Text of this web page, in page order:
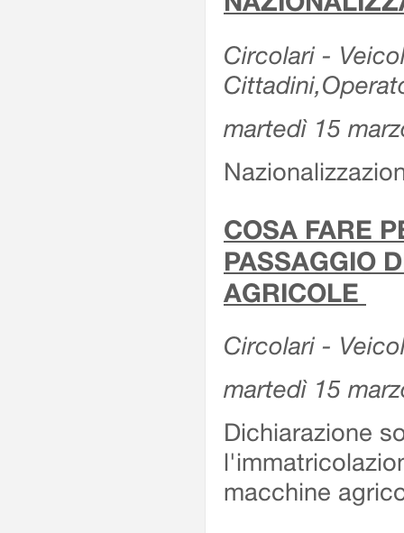
Circolari -
martedì 15
COSA FARE
PASSAGGIO
AGRICOLE
Circolari -
martedì 15
Dichiarazione
macchine